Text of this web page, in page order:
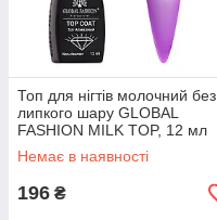
Топ для нігтів молочний без
липкого шару GLOBAL
FASHION MILK TOP, 12 мл
Немає в наявності
196 ₴